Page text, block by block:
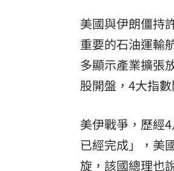
美國與伊朗僵持
重要的石油運輸
多顯示產業擴張
股開盤，4大指
美伊戰爭，歷經4
已經完成」，美
旋，該國總理也